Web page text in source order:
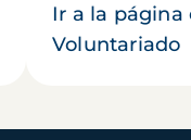
Ir a la página
Voluntariado